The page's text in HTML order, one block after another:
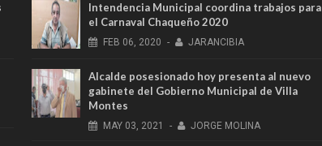
Intendencia Municipal coordina trabajos para
el Carnaval Chaqueño 2020
FEB 06, 2020 - JARANCIBIA
Alcalde posesionado hoy presenta al nuevo
gabinete del Gobierno Municipal de Villa
Montes
MAY 03, 2021 - JORGE MOLINA